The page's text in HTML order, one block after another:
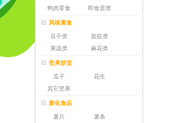
鸭肉零食
即食蛋类
风味素食
豆干类
面筋类
果蔬类
麻花类
坚果炒货
瓜子
花生
其它坚果
膨化食品
薯片
薯条